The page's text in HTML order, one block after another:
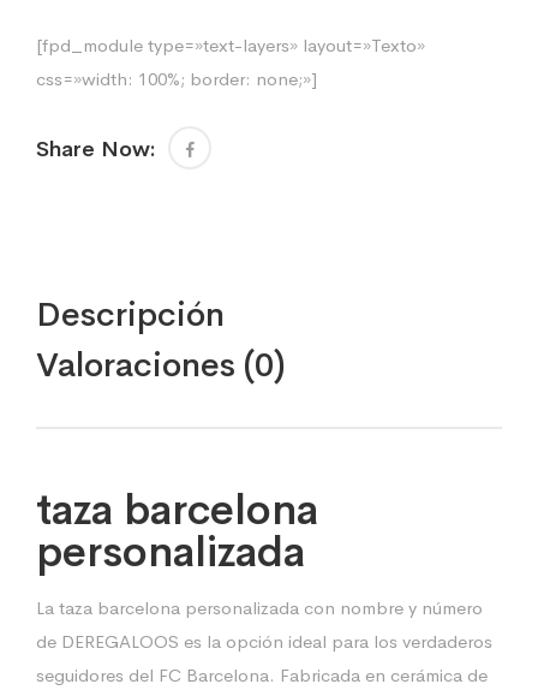
[fpd_module type=»text-layers» layout=»Texto»
css=»width: 100%; border: none;»]
Share Now:
Descripción
Valoraciones (0)
taza barcelona
personalizada
La taza barcelona personalizada con nombre y número
de DEREGALOOS es la opción ideal para los verdaderos
seguidores del FC Barcelona. Fabricada en cerámica de